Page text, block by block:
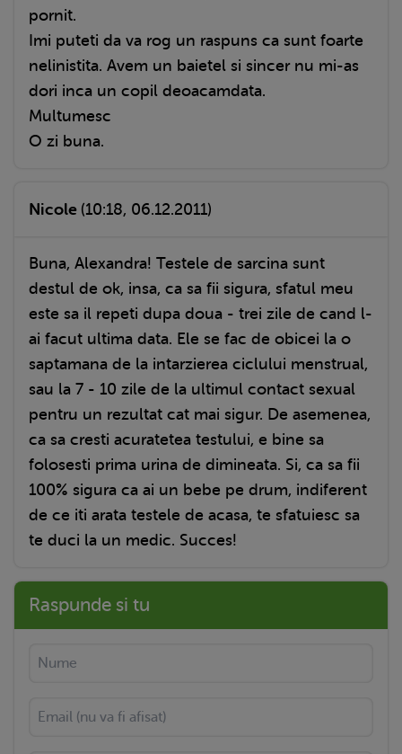
pornit.
Imi puteti da va rog un raspuns ca sunt foarte
nelinistita. Avem un baietel si sincer nu mi-as
dori inca un copil deoacamdata.
Multumesc
O zi buna.
Nicole (10:18, 06.12.2011)
Buna, Alexandra! Testele de sarcina sunt
destul de ok, insa, ca sa fii sigura, sfatul meu
este sa il repeti dupa doua - trei zile de cand l-
ai facut ultima data. Ele se fac de obicei la o
saptamana de la intarzierea ciclului menstrual,
sau la 7 - 10 zile de la ultimul contact sexual
pentru un rezultat cat mai sigur. De asemenea,
ca sa cresti acuratetea testului, e bine sa
folosesti prima urina de dimineata. Si, ca sa fii
100% sigura ca ai un bebe pe drum, indiferent
de ce iti arata testele de acasa, te sfatuiesc sa
te duci la un medic. Succes!
Raspunde si tu